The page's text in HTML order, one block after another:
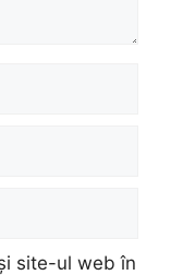
site-ul web în